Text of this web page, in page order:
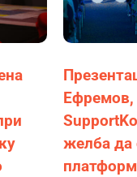
Ефремов,
желба да